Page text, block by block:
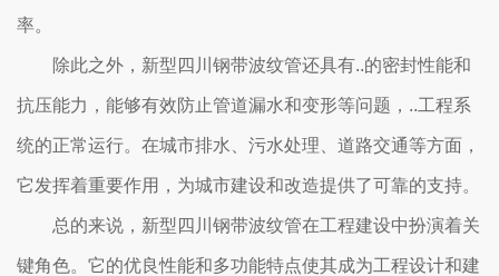
率。
除此之外，新型四川钢带波纹管还具有..的密封性能和
抗压能力，能够有效防止管道漏水和变形等问题，..工程系
统的正常运行。在城市排水、污水处理、道路交通等方面，
它发挥着重要作用，为城市建设和改造提供了可靠的支持。
总的来说，新型四川钢带波纹管在工程建设中扮演着关
键角色。它的优良性能和多功能特点使其成为工程设计和建